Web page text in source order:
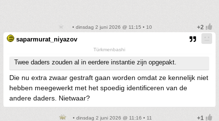
• dinsdag 2 juni 2026 @ 11:15 • 10
saparmurat_niyazov
Türkmenbashi
Twee daders zouden al in eerdere instantie zijn opgepakt.
Die nu extra zwaar gestraft gaan worden omdat ze kennelijk niet
hebben meegewerkt met het spoedig identificeren van de
andere daders. Nietwaar?
• dinsdag 2 juni 2026 @ 11:16 • 11